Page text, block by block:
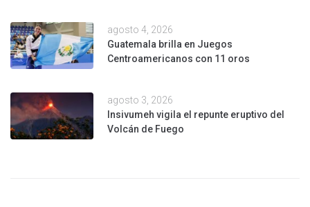
agosto 4, 2026
Guatemala brilla en Juegos
Centroamericanos con 11 oros
agosto 3, 2026
Insivumeh vigila el repunte eruptivo del
Volcán de Fuego